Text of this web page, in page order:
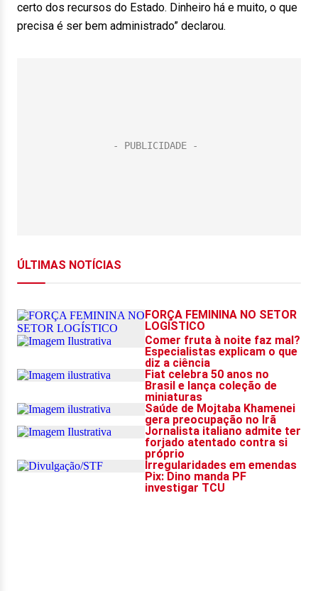
certo dos recursos do Estado. Dinheiro há e muito, o que
precisa é ser bem administrado” declarou.